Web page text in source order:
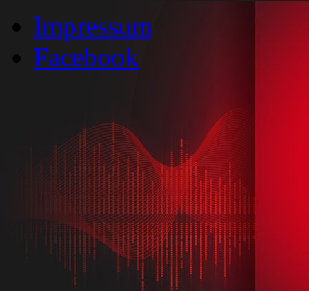
Impressum
Facebook